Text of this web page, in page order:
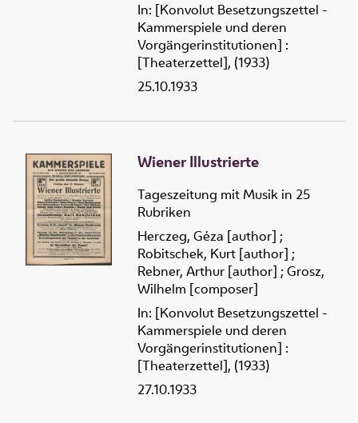
In: [Konvolut Besetzungszettel -
Kammerspiele und deren
Vorgängerinstitutionen] :
[Theaterzettel], (1933)
25.10.1933
Wiener Illustrierte
Tageszeitung mit Musik in 25
Rubriken
Herczeg, Géza [author] ;
Robitschek, Kurt [author] ;
Rebner, Arthur [author] ; Grosz,
Wilhelm [composer]
In: [Konvolut Besetzungszettel -
Kammerspiele und deren
Vorgängerinstitutionen] :
[Theaterzettel], (1933)
27.10.1933